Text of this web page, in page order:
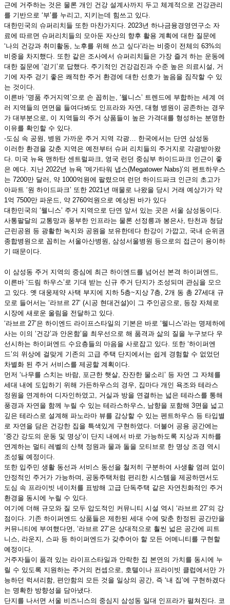
근에 거주하는 것은 물론 개인 건강 설계사까지 두고 체계적으로 건강관리
를 기반으로 ‘부’를 누리고, 지키는데 힘쓰고 있다.
대한민국의 슈퍼리치들 또한 마찬가지다. 2023년 하나금융경영연구소 자
료에 따르면 슈퍼리치들의 모아둔 자산의 향후 활용 계획에 대한 질문에
‘나의 건강과 취미활동, 노후를 위해 쓰고 싶다’라는 비중이 전체의 63%의
비중을 차지했다. 또한 같은 조사에서 슈퍼리치들은 가장 즐겨 하는 운동에
대한 질문에 ‘걷기’로 답했다. 주기적인 건강검진과 수준 높은 의료시설, 거
기에 자주 걷기 좋은 쾌적한 주거 환경에 대한 선호가 높음을 짐작할 수 있
는 것이다.
이른바 ‘명품 주거지역’으로 손 꼽히는, ‘웰니스’ 트렌드에 부합하는 세계 여
러 지역들의 면면을 들여다봐도 인프라와 자연, 대형 병원이 공존하는 경우
가 대부분으로, 이 지역들의 주거 상품들이 높은 가격대를 형성하는 분명한
이유를 확인할 수 있다.
-도심 속 공원, 병원 가까운 주거 지역 각광… 한국에서는 단연 삼성동
이러한 환경을 갖춘 지역은 예전부터 슈퍼 리치들의 주거지로 각광받아왔
다. 미국 뉴욕 맨하탄 센트럴파크, 영국 런던 중심부 하이드파크 인근이 좋
은 예다. 지난 2022년 뉴욕 ‘메가타워 냅스(Megatower Nabs)’의 펜트하우스
는 7200만 달러, 약 1000억원에 팔렸으며 런던 하이드파크 인근의 초고가
아파트 ‘원 하이드파크’ 또한 2021년 매물로 나왔을 당시 거래 예상가가 약
1억 7500만 파운드, 약 2760억원으로 예상된 바가 있다
대한민국의 ‘웰니스’ 주거 지역으로 단연 앞서 있는 곳은 서울 삼성동이다.
사통팔달의 교통망과 풍부한 인프라는 물론 선정릉과 봉은사, 탄천과 청담
근린공원 등 광활한 녹지와 공원을 보유한데다 한강이 가깝고, 국내 순위권
종합병원으로 꼽히는 서울아산병원, 삼성서울병원 등으로의 접근이 용이하
기 때문이다.
이 삼성동 주거 지역의 중심에 최근 하이엔드를 넘어선 본격 하이퍼엔드,
이른바 ‘드림 하우스’로 기대 받는 신규 주거 단지가 조성되며 관심을 모으
고 있다. 옛 대웅제약 사택 부지에 지하 5층~지상 7층, 2개 동 총 27세대 규
모로 들어서는 ‘라브르 27’ (시공 현대건설)이 그 주인공으로, 등장 자체로
시장에 새로운 울림을 전달하고 있다.
‘라브르 27’은 하이엔드 라이프스타일의 기본은 바로 ‘웰니스’라는 명제하에
사는 이의 ‘건강’과 안온함’을 최우선으로 해 품격과 삶의 질을 누구보다 우
선시하는 하이퍼엔드 수요층들의 마음을 사로잡고 있다. 또한 ‘하이퍼엔
드’의 위상에 걸맞게 기존의 고급 주택 단지에서는 쉽게 경험할 수 없었던
차별화 된 주거 서비스를 제공할 계획이다.
먼저 ‘나무를 스치는 바람, 포근한 햇살, 잔잔한 물소리’ 등 자연 그 자체를
세대 내에 도입하기 위해 가든하우스의 경우, 집마다 개인 욕조와 테라스
정원을 연계하여 디자인하였고, 거실과 방을 연결하는 넓은 테라스를 통해
풍경과 자연을 함께 누릴 수 있는 테라스하우스, 남향을 포함해 3면을 넓고
깊은 테라스로 설계해 파노라마 뷰를 감상할 수 있는 펜트하우스 등 타입별
로 자연을 담은 건강한 집을 특색있게 구현하였다. 더불어 공용 공간에는
‘중간 강도의 운동 및 명상’이 단지 내에서 바로 가능하도록 지상과 지하를
연계하는 멀티 레벨의 산책 정원과 물과 돌을 모티브로 한 명상 조경 역시
조성될 예정이다.
또한 입주민 생활 동선과 서비스 동선을 철저히 구분하여 사생활 염려 없이
안정적인 주거가 가능하며, 공동주택처럼 편리한 시스템을 제공하면서도
도심 속 프라이빗 네이처를 표방해 고급 단독주택 같은 자연친화적인 주거
환경을 동시에 누릴 수 있다.
여기에 더해 규모와 질 모두 압도적인 커뮤니티 시설 역시 ‘라브르 27’의 강
점이다. 기존 하이퍼엔드 상품들은 제한된 세대 수에 맞춘 한정된 공간만을
커뮤니티에 부여했다면, ‘라브르 27’은 상대적으로 훨씬 넓은 공간에 피트
니스, 라운지, 스파 등 하이퍼엔드가 갖추어아 할 모든 어메니티를 구현할
예정이다.
거주자들이 품격 있는 라이프스타일과 안락한 집 본연의 가치를 동시에 누
릴 수 있도록 지원하는 주거의 컨셉으로, 호텔이나 프라이빗 클럽에서만 가
능하던 럭셔리함, 편안함의 모든 것을 일상의 공간, 즉 ‘내 집’에 구현하겠다
는 명확한 방향성을 담아냈다.
단지를 나서면 서울 비즈니스의 중심지 삼성동 일대 인프라가 펼쳐진다. 코